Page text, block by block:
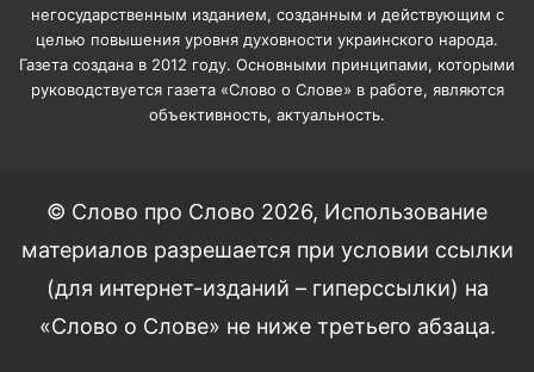
негосударственным изданием, созданным и действующим с
целью повышения уровня духовности украинского народа.
Газета создана в 2012 году. Основными принципами, которыми
руководствуется газета «Слово о Слове» в работе, являются
объективность, актуальность.
© Слово про Слово 2026, Использование
материалов разрешается при условии ссылки
(для интернет-изданий – гиперссылки) на
«Слово о Слове» не ниже третьего абзаца.